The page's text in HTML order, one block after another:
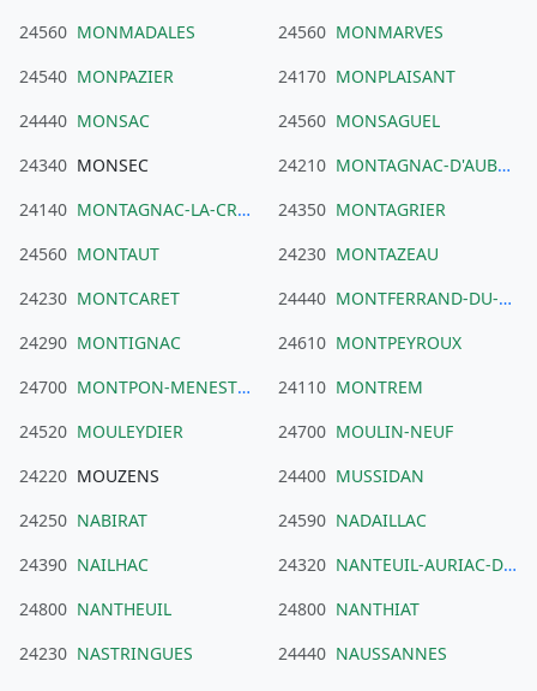
24560 MONMADALES 24560 MONMARVES
24540 MONPAZIER 24170 MONPLAISANT
24440 MONSAC 24560 MONSAGUEL
24340 MONSEC 24210 MONTAGNAC-D'AUBEROCHE
24140 MONTAGNAC-LA-CREMPSE 24350 MONTAGRIER
24560 MONTAUT 24230 MONTAZEAU
24230 MONTCARET 24440 MONTFERRAND-DU-PERIGORD
24290 MONTIGNAC 24610 MONTPEYROUX
24700 MONTPON-MENESTEROL 24110 MONTREM
24520 MOULEYDIER 24700 MOULIN-NEUF
24220 MOUZENS 24400 MUSSIDAN
24250 NABIRAT 24590 NADAILLAC
24390 NAILHAC 24320 NANTEUIL-AURIAC-DE-BOURZAC
24800 NANTHEUIL 24800 NANTHIAT
24230 NASTRINGUES 24440 NAUSSANNES